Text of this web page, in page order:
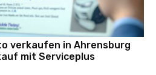
verkaufen in Ahrensburg
mit Serviceplus